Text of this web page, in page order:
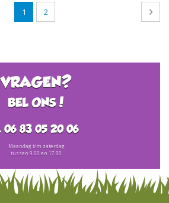
U1 Pagina
2
VRAGEN?
BEL ONS!
06 83 05 20 06
Maandag t/m zaterdag
tussen 9.00 en 17.00